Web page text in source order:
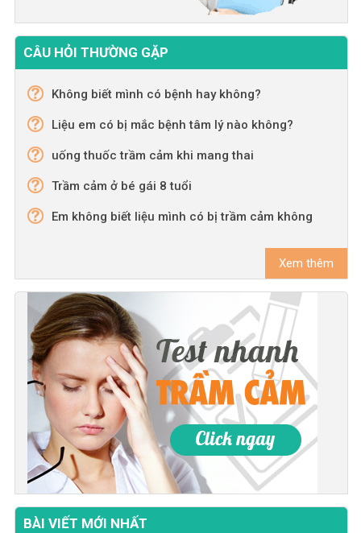
CÂU HỎI THƯỜNG GẶP
Không biết mình có bệnh hay không?
Liệu em có bị mắc bệnh tâm lý nào không?
uống thuốc trầm cảm khi mang thai
Trầm cảm ở bé gái 8 tuổi
Em không biết liệu mình có bị trầm cảm không
Xem thêm
BÀI VIẾT MỚI NHẤT